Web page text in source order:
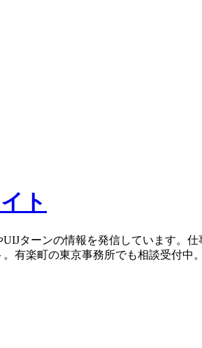
ト
ターンの情報を発信しています。
有楽町の東京事務所でも相談受付中。